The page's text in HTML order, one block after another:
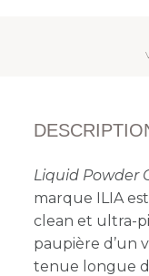
Liquid Powder
marque ILIA
clean et ultra-
paupière d’un
tenue longue